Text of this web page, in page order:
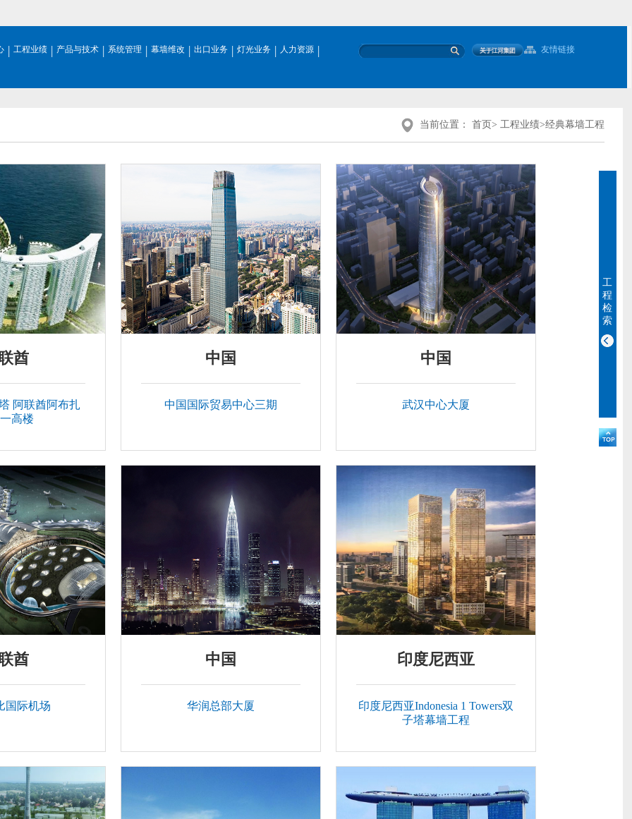
工
程
检
索
工程业绩 产品与技术 系统管理 幕墙维改 出口业务 灯光业务 人力资源 友情链接
当前位置： 首页 > 工程业绩>经典幕墙工程
酋
扎
高楼
中国
中国国际贸易中心三期
中国
武汉中心大厦
酋
国际机场
中国
华润总部大厦
印度尼西亚
印度尼西亚Indonesia 1 Towers双
子塔幕墙工程